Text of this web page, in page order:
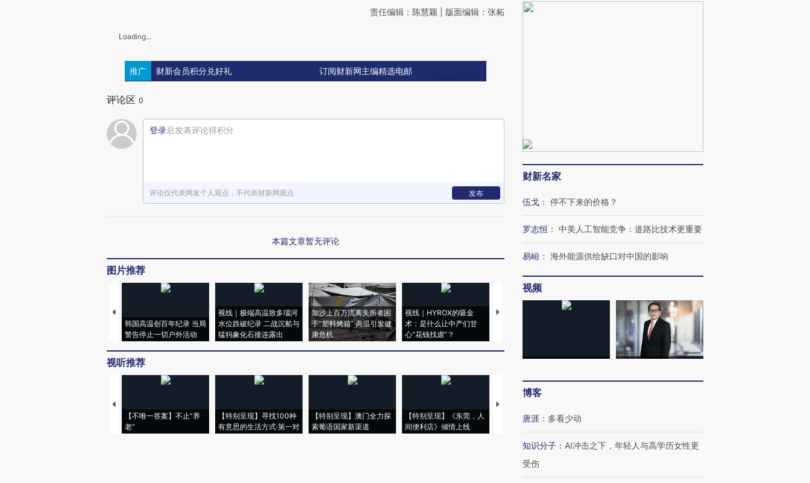
责任编辑：陈慧颖 | 版面编辑：张柘
Loading...
推广 财新会员积分兑好礼 订阅财新网主编精选电邮
评论区 0
登录后发表评论得积分
评论仅代表网友个人观点，不代表财新网观点 发布
本篇文章暂无评论
图片推荐
韩国高温创百年纪录 当局
警告停止一切户外活动
视线｜极端高温致多瑙河
水位跌破纪录 二战沉船与
猛犸象化石接连露出
加沙上百万流离失所者困
于“塑料烤箱” 高温引发健
康危机
视线｜HYROX的吸金
术：是什么让中产们甘
心“花钱找虐”？
马航飞行员跨国走私7万
视线｜被称为“蟑螂”的印
度Z世代 用街头抗争将教
育部长拱下台
视线｜“入侵”还是“人道危
机”？难民潮撕裂西班牙
飞地休达
视听推荐
【不唯一答案】不止“养
老”
【特别呈现】寻找100种
有意思的生活方式·第一对
【特别呈现】澳门全力探
索葡语国家新渠道
【特别呈现】《东莞，人
间便利店》倾情上线
【推广】走进第四届链博
会，让数智科技“链”接产
财新名家
伍戈 ： 停不下来的价格？
罗志恒 ： 中美人工智能竞争：道路比技术更重要
易峘 ： 海外能源供给缺口对中国的影响
视频
博客
唐涯 ： 多看少动
知识分子 ： AI冲击之下，年轻人与高学历女性更
受伤